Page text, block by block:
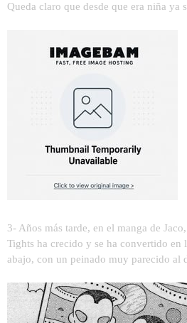
Queda claro que desde que era niña ya
3- Años más tarde, en el manga de
Tights ha crecido y se ha convertido en
abajo, con un peinado muy parecido al